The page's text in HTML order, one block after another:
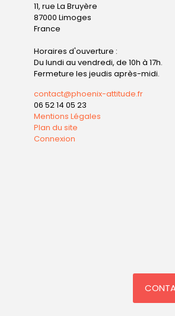
11, rue La Bruyère
87000 Limoges
France
Horaires d'ouverture :
Du lundi au vendredi, de 10h à 17h.
Fermeture les jeudis après-midi.
contact@phoenix-attitude.fr
06 52 14 05 23
Mentions Légales
Plan du site
Connexion